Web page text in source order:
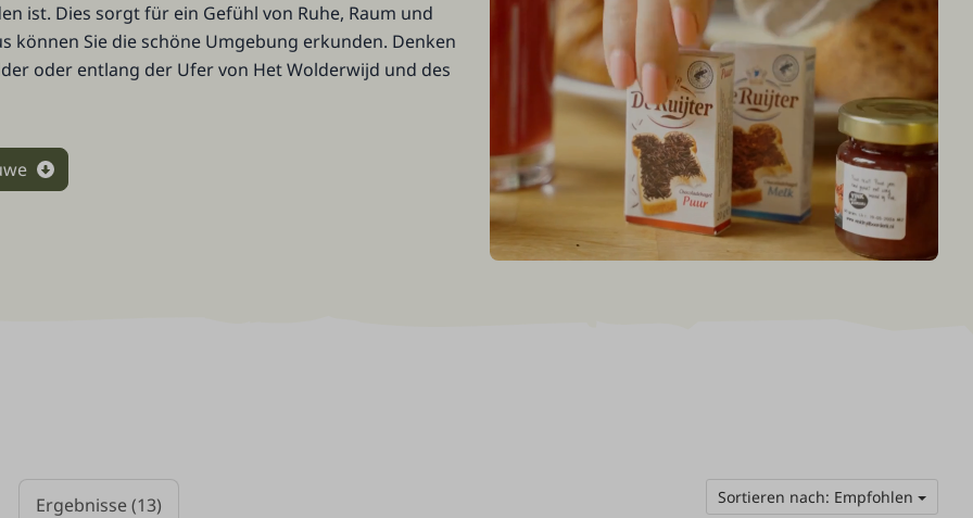
ist. Dies sorgt für ein Gefühl von Ruhe, Raum und
können Sie die schöne Umgebung erkunden. Denken
oder entlang der Ufer von Het Wolderwijd und des
Sortieren nach: Empfohlen
Ergebnisse (13)